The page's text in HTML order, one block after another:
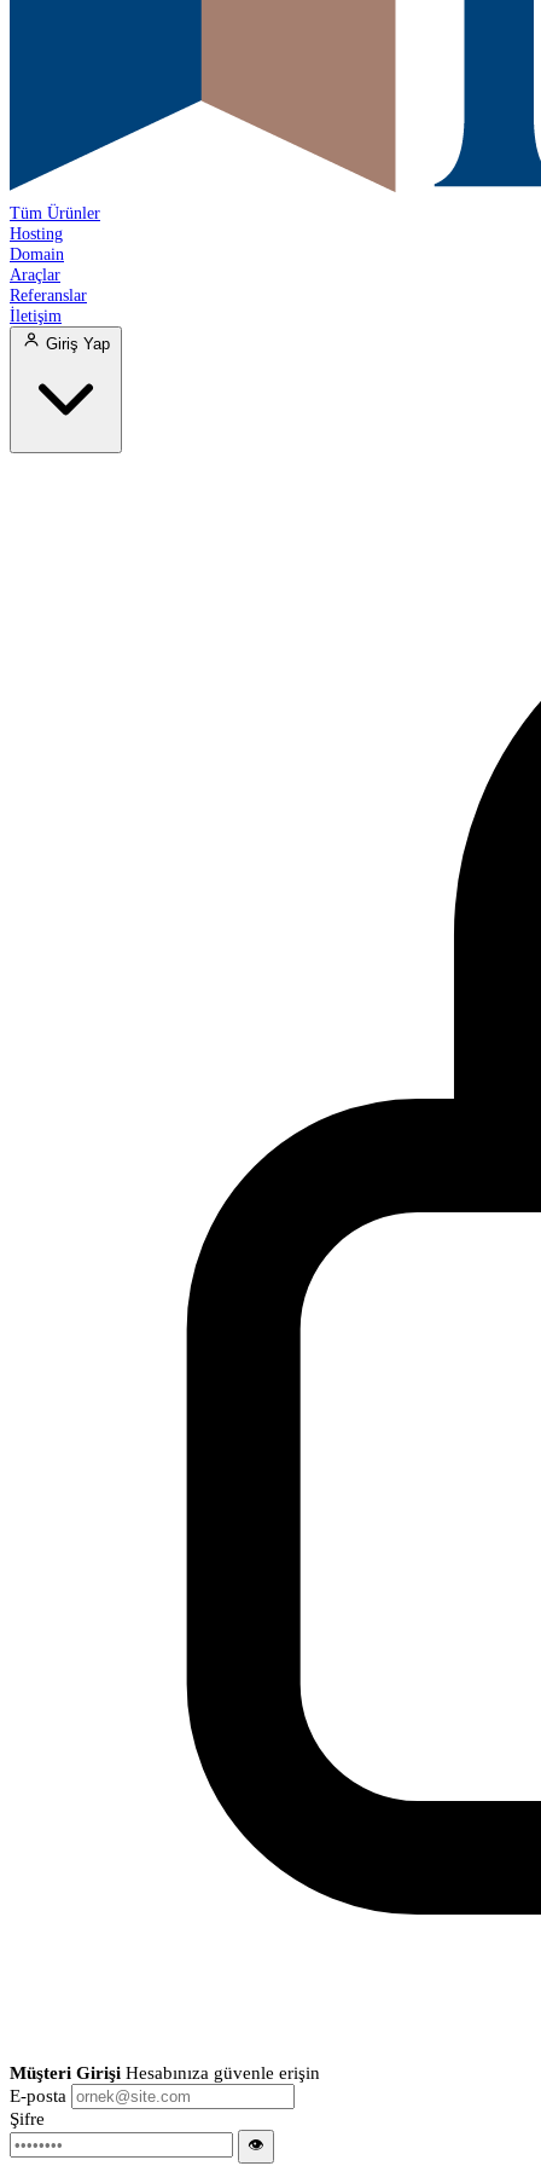
Tüm Ürünler
Hosting
Domain
Araçlar
Referanslar
İletişim
Giriş Yap
Müşteri Girişi Hesabınıza güvenle erişin
E-posta
Şifre
👁